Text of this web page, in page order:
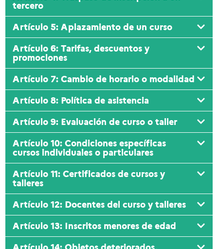
tercero
Artículo 5: Aplazamiento de un curso
Artículo 6: Tarifas, descuentos y
promociones
Artículo 7: Cambio de horario o modalidad
Artículo 8: Política de asistencia
Artículo 9: Evaluación de curso o taller
Artículo 10: Condiciones específicas
cursos individuales o particulares
Artículo 11: Certificados de cursos y
talleres
Artículo 12: Docentes del curso y talleres
Artículo 13: Inscritos menores de edad